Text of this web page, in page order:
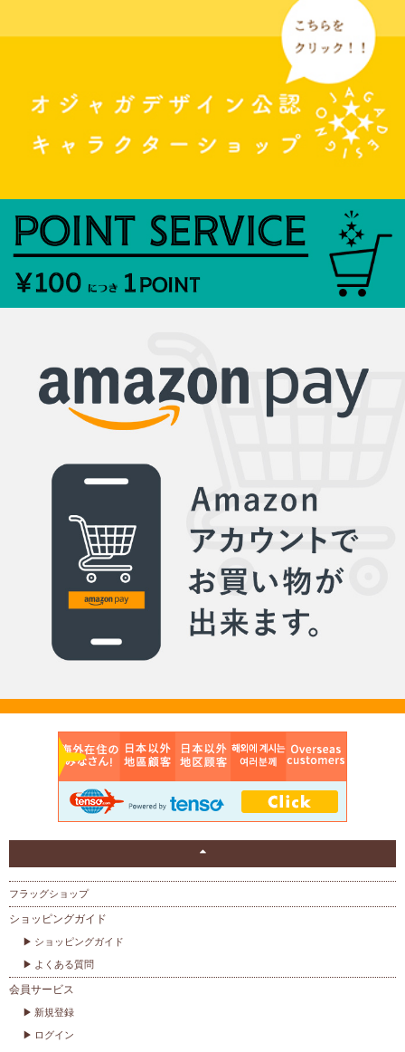
フラッグショップ
ショッピングガイド
ショッピングガイド
よくある質問
会員サービス
新規登録
ログイン